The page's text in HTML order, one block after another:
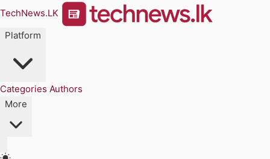
TechNews.LK
Platform
Categories Authors
More